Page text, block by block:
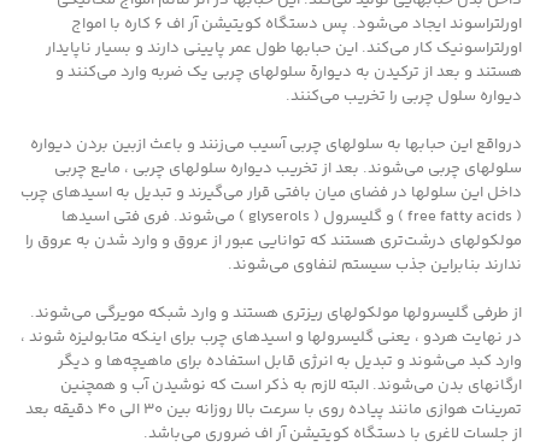
اورلتراسوند ایجاد می‌شود. پس دستگاه کویتیشن آر اف 6 کاره با امواج
اورلتراسونیک کار می‌کند. این حبابها طول عمر پایینی دارند و بسیار ناپایدار
هستند و بعد از ترکیدن به دیوارة سلولهای چربی یک ضربه وارد می‌کنند و
دیواره سلول چربی را تخریب می‌کنند.
درواقع این حبابها به سلولهای چربی آسیب می‌زنند و باعث ازبین بردن دیواره
سلولهای چربی می‌شوند. بعد از تخریب دیواره سلولهای چربی ، مایع چربی
داخل این سلولها در فضای میان بافتی قرار می‌گیرند و تبدیل به اسیدهای چرب
( free fatty acids ) و گلیسرول ( glyserols ) می‌شوند. فری فتی اسیدها
مولکولهای درشت‌تری هستند که توانایی عبور از عروق و وارد شدن به عروق را
ندارند بنابراین جذب سیستم لنفاوی می‌شوند.
از طرفی گلیسرولها مولکولهای ریزتری هستند و وارد شبکه مویرگی می‌شوند.
در نهایت هردو ، یعنی گلیسرولها و اسیدهای چرب برای اینکه متابولیزه شوند ،
وارد کبد می‌شوند و تبدیل به انرژی قابل استفاده برای ماهیچه‌ها و دیگر
ارگانهای بدن می‌شوند. البته لازم به ذکر است که نوشیدن آب و همچنین
تمرینات هوازی مانند پیاده روی با سرعت بالا روزانه بین 30 الی 40 دقیقه بعد
از جلسات لاغری با دستگاه کویتیشن آر اف ضروری می‌باشد.